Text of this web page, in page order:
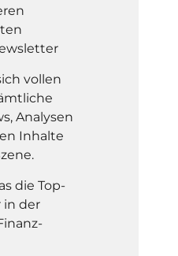
vollen
Analysen
Inhalte
die Top-
in der